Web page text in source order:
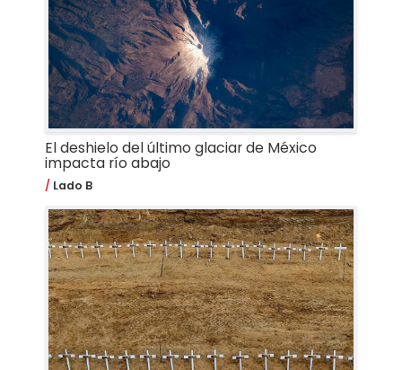
El deshielo del último glaciar de México
impacta río abajo
Lado B